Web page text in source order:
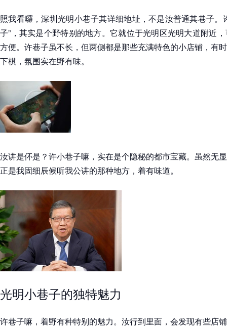
照我看囉，深圳光明小巷子其详细地址，不是汝普通其巷子。
子”，其实是个野特别的地方。它就位于光明区光明大道附近
方便。许巷子虽不长，但两侧都是那些充满特色的小店铺，有
下棋，氛围实在野有味。
汝讲是伓是？许小巷子嘛，实在是个隐秘的都市宝藏。虽然无
正是我固细辰候听我公讲的那种地方，着有味道。
光明小巷子的独特魅力
许巷子嘛，着野有种特别的魅力。汝行到里面，会发现有些店